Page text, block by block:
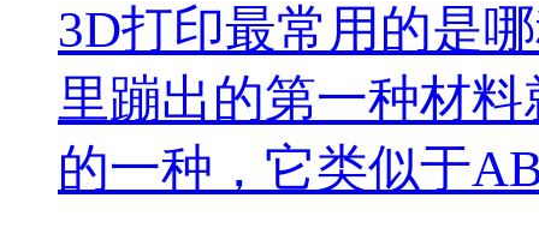
3D打印最常用的是
里蹦出的第一种材
的一种，它类似于